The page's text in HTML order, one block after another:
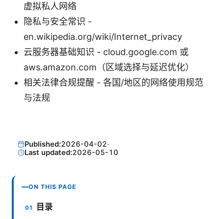
虚拟私人网络
隐私与安全常识 -
en.wikipedia.org/wiki/Internet_privacy
云服务器基础知识 - cloud.google.com 或
aws.amazon.com（区域选择与延迟优化）
相关法律合规提醒 - 各国/地区的网络使用规范
与法规
Published:2026-04-02·
Last updated:2026-05-10
ON THIS PAGE
目录